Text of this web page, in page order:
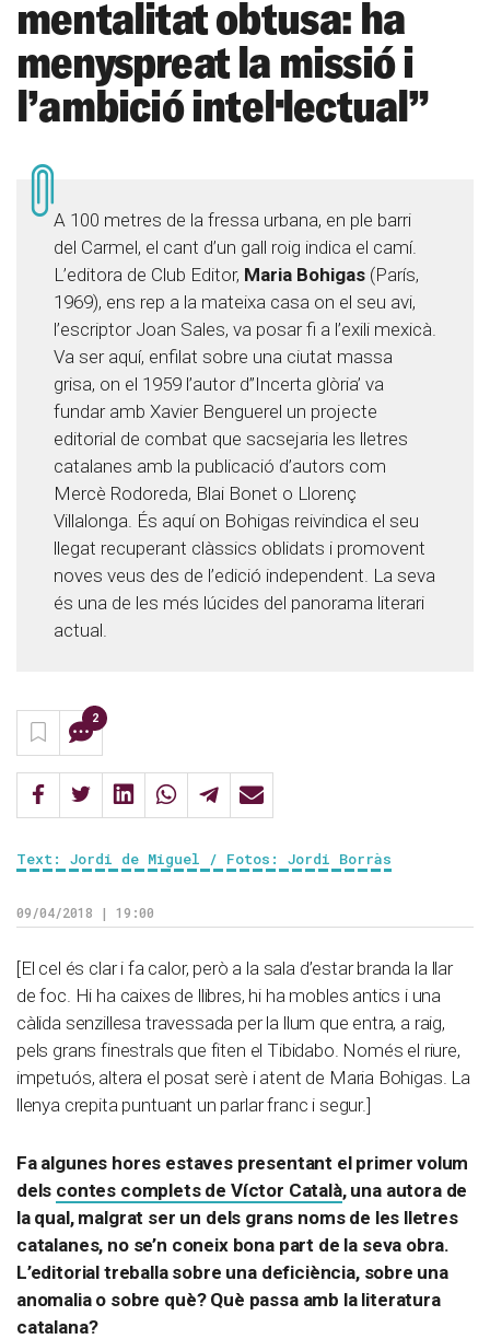
mentalitat obtusa: ha
menyspreat la missió i
l’ambició intel·lectual”
A 100 metres de la fressa urbana, en ple barri
del Carmel, el cant d’un gall roig indica el camí.
L’editora de Club Editor, Maria Bohigas (París,
1969), ens rep a la mateixa casa on el seu avi,
l’escriptor Joan Sales, va posar fi a l’exili mexicà.
Va ser aquí, enfilat sobre una ciutat massa
grisa, on el 1959 l’autor d”Incerta glòria’ va
fundar amb Xavier Benguerel un projecte
editorial de combat que sacsejaria les lletres
catalanes amb la publicació d’autors com
Mercè Rodoreda, Blai Bonet o Llorenç
Villalonga. És aquí on Bohigas reivindica el seu
llegat recuperant clàssics oblidats i promovent
noves veus des de l’edició independent. La seva
és una de les més lúcides del panorama literari
actual.
2
Text: Jordi de Miguel / Fotos: Jordi Borràs
09/04/2018 | 19:00
[El cel és clar i fa calor, però a la sala d’estar branda la llar
de foc. Hi ha caixes de llibres, hi ha mobles antics i una
càlida senzillesa travessada per la llum que entra, a raig,
pels grans finestrals que fiten el Tibidabo. Només el riure,
impetuós, altera el posat serè i atent de Maria Bohigas. La
llenya crepita puntuant un parlar franc i segur.]
Fa algunes hores estaves presentant el primer volum
dels contes complets de Víctor Català, una autora de
la qual, malgrat ser un dels grans noms de les lletres
catalanes, no se’n coneix bona part de la seva obra.
L’editorial treballa sobre una deficiència, sobre una
anomalia o sobre què? Què passa amb la literatura
catalana?